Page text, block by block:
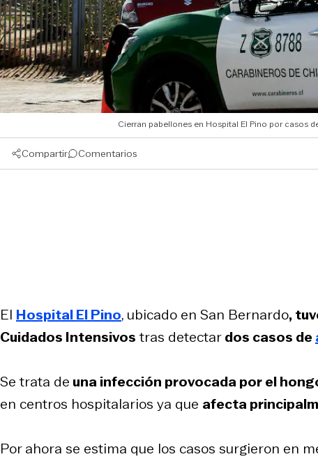
Cierran pabellones en Hospital El Pino por casos
Compartir Comentarios
El Hospital El Pino, ubicado en San Bernardo,
Cuidados Intensivostras detectardos casos de
Se trata de una infección provocada por el
en centros hospitalarios ya que afecta
Por ahora se estima que los casos surgieron en